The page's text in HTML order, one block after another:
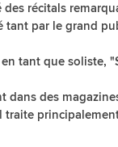
des récitals
tant par le grand
tant que soliste,
dans des